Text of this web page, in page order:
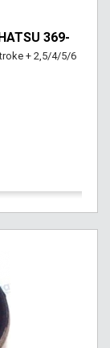
369-
+ 2,5/4/5/6